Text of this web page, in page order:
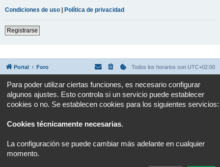
Condiciones de uso | Política de privacidad
Registrarse
Portal Foro Todos los horarios son UTC+02:00
Desarrollado porphpBB® Forum Software © phpBB Limited
Traducción al español porphpBB España
Privacidad|Condiciones
Para poder utilizar ciertas funciones, es necesario configurar
algunos ajustes. Esto controla si un servicio puede establecer
cookies o no. Se establecen cookies para los siguientes servicios:
Cookies técnicamente necesarias.
La configuración se puede cambiar más adelante en cualquier
momento.